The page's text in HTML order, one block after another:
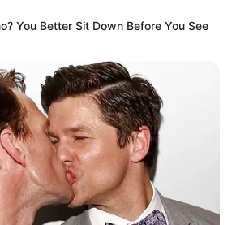
You Better Sit Down Before You See